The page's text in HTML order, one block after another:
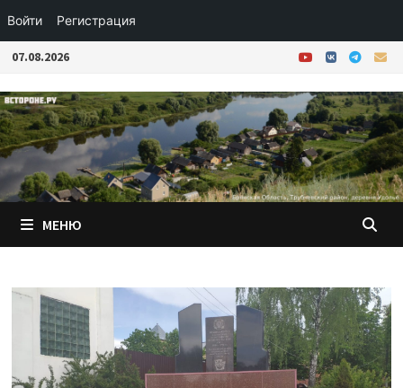
Войти Регистрация
Перейти
содержимому
07.08.2026
МЕНЮ